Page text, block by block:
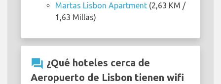
Martas Lisbon Apartment (2,63 KM /
1,63 Millas)
question_answer ¿Qué hoteles cerca de
Aeropuerto de Lisbon tienen wifi